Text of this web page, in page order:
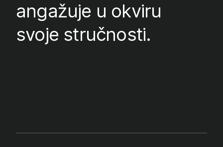
angažuje u okviru
svoje stručnosti.